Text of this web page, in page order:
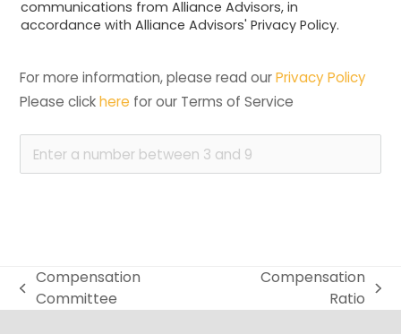
communications from Alliance Advisors, in
accordance with Alliance Advisors' Privacy Policy.
For more information, please read our Privacy Policy
Please click here for our Terms of Service
previous
Compensation
Committee
Compensation
Ratio